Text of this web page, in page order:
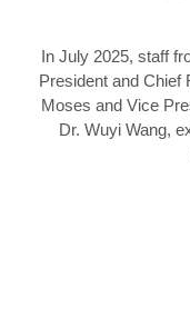
In July 2025, staff
President and Chief
Moses and Vice
Dr. Wuyi Wang,